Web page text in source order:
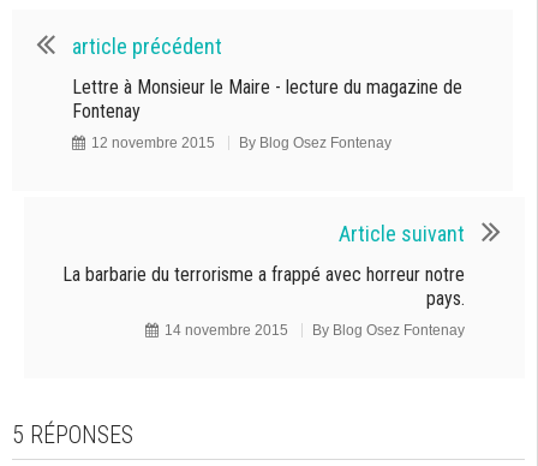
article précédent
Lettre à Monsieur le Maire - lecture du magazine de
Fontenay
12 novembre 2015 By Blog Osez Fontenay
Article suivant
La barbarie du terrorisme a frappé avec horreur notre
pays.
14 novembre 2015 By Blog Osez Fontenay
5 RÉPONSES